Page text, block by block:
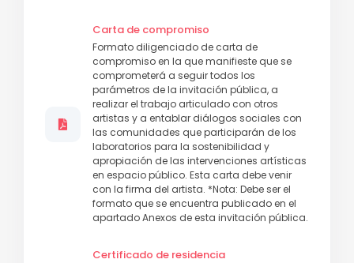
Carta de compromiso
Formato diligenciado de carta de
compromiso en la que manifieste que se
comprometerá a seguir todos los
parámetros de la invitación pública, a
realizar el trabajo articulado con otros
artistas y a entablar diálogos sociales con
las comunidades que participarán de los
laboratorios para la sostenibilidad y
apropiación de las intervenciones artísticas
en espacio público. Esta carta debe venir
con la firma del artista. *Nota: Debe ser el
formato que se encuentra publicado en el
apartado Anexos de esta invitación pública.
Certificado de residencia